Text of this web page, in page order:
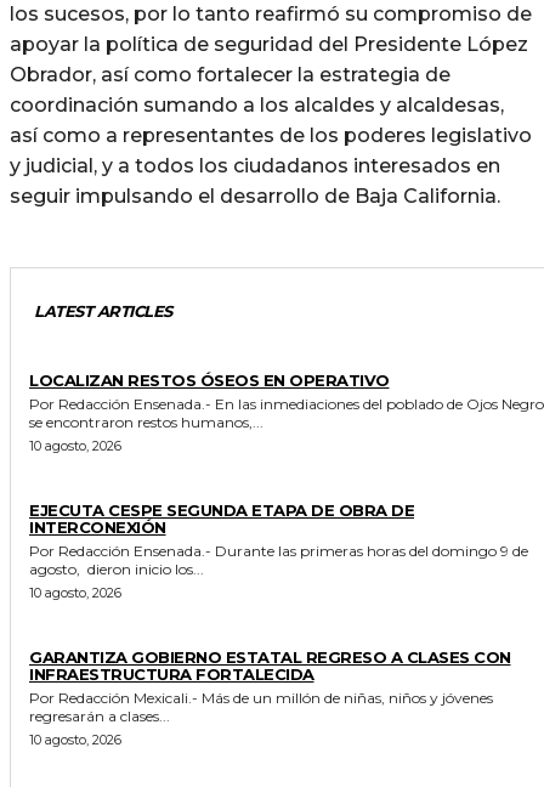
los sucesos, por lo tanto reafirmó su compromiso de
apoyar la política de seguridad del Presidente López
Obrador, así como fortalecer la estrategia de
coordinación sumando a los alcaldes y alcaldesas,
así como a representantes de los poderes legislativo
y judicial, y a todos los ciudadanos interesados en
seguir impulsando el desarrollo de Baja California.
LATEST ARTICLES
LOCALIZAN RESTOS ÓSEOS EN OPERATIVO
Por Redacción Ensenada.- En las inmediaciones del poblado de Ojos Negros,
se encontraron restos humanos,...
10 agosto, 2026
EJECUTA CESPE SEGUNDA ETAPA DE OBRA DE
INTERCONEXIÓN
Por Redacción Ensenada.- Durante las primeras horas del domingo 9 de
agosto, dieron inicio los...
10 agosto, 2026
GARANTIZA GOBIERNO ESTATAL REGRESO A CLASES CON
INFRAESTRUCTURA FORTALECIDA
Por Redacción Mexicali.- Más de un millón de niñas, niños y jóvenes
regresarán a clases...
10 agosto, 2026